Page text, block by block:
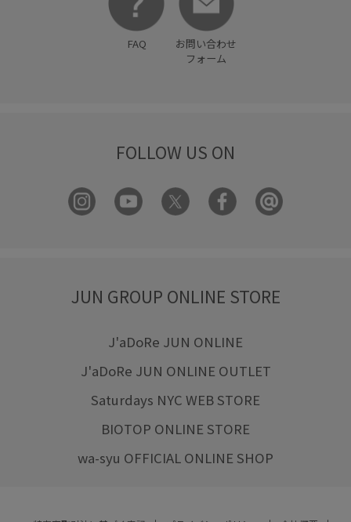
FAQ
お問い合わせ
フォーム
FOLLOW US ON
JUN GROUP ONLINE STORE
J'aDoRe JUN ONLINE
J'aDoRe JUN ONLINE OUTLET
Saturdays NYC WEB STORE
BIOTOP ONLINE STORE
wa-syu OFFICIAL ONLINE SHOP